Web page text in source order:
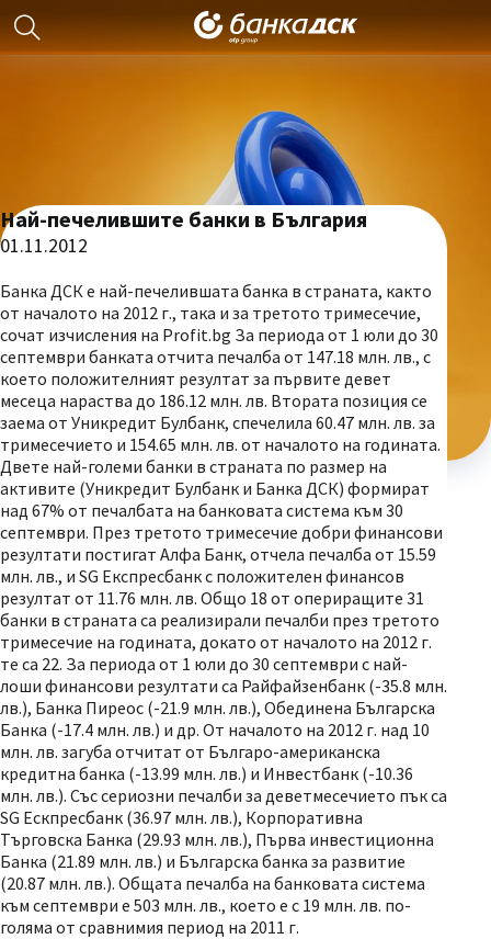
Най-печелившите банки в България
01.11.2012
Банка ДСК е най-печелившата банка в страната, както
от началото на 2012 г., така и за третото тримесечие,
сочат изчисления на Profit.bg За периода от 1 юли до 30
септември банката отчита печалба от 147.18 млн. лв., с
което положителният резултат за първите девет
месеца нараства до 186.12 млн. лв. Втората позиция се
заема от Уникредит Булбанк, спечелила 60.47 млн. лв. за
тримесечието и 154.65 млн. лв. от началото на годината.
Двете най-големи банки в страната по размер на
активите (Уникредит Булбанк и Банка ДСК) формират
над 67% от печалбата на банковата система към 30
септември. През третото тримесечие добри финансови
резултати постигат Алфа Банк, отчела печалба от 15.59
млн. лв., и SG Експресбанк с положителен финансов
резултат от 11.76 млн. лв. Общо 18 от опериращите 31
банки в страната са реализирали печалби през третото
тримесечие на годината, докато от началото на 2012 г.
те са 22. За периода от 1 юли до 30 септември с най-
лоши финансови резултати са Райфайзенбанк (-35.8 млн.
лв.), Банка Пиреос (-21.9 млн. лв.), Обединена Българска
Банка (-17.4 млн. лв.) и др. От началото на 2012 г. над 10
млн. лв. загуба отчитат от Българо-американска
кредитна банка (-13.99 млн. лв.) и Инвестбанк (-10.36
млн. лв.). Със сериозни печалби за деветмесечието пък са
SG Ескпресбанк (36.97 млн. лв.), Корпоративна
Търговска Банка (29.93 млн. лв.), Първа инвестиционна
Банка (21.89 млн. лв.) и Българска банка за развитие
(20.87 млн. лв.). Общата печалба на банковата система
към септември е 503 млн. лв., което е с 19 млн. лв. по-
голяма от сравнимия период на 2011 г.